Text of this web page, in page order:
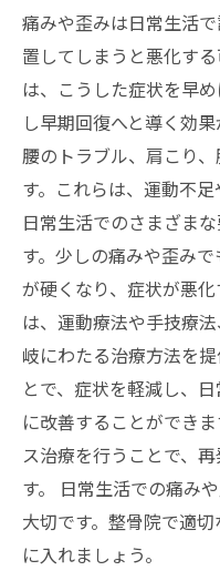
痛みや歪みは日常生活
置してしまうと悪化す
は、こうした症状を早
し早期回復へと導く効
腰のトラブル、肩こり
す。これらは、運動不足
日常生活でのさまざま
す。少しの痛みや歪み
が硬くなり、症状が悪
は、運動療法や手技療
岐にわたる治療方法を
とで、症状を軽減し、
に改善することができ
ス治療を行うことで、
す。 日常生活での痛み
大切です。整骨院で適
に入れましょう。